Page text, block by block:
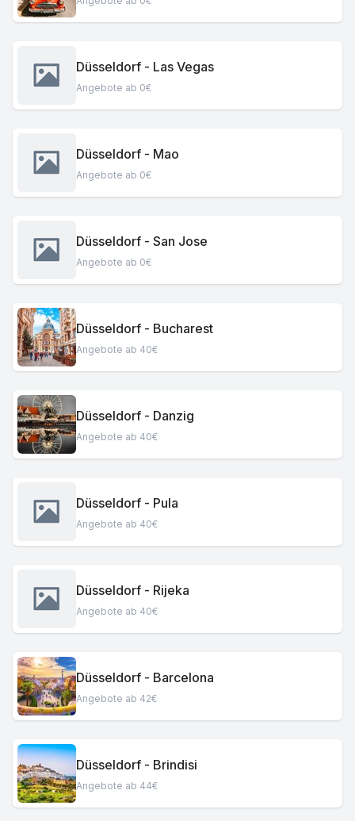
Düsseldorf - Las Vegas
Angebote ab 0€
Düsseldorf - Mao
Angebote ab 0€
Düsseldorf - San Jose
Angebote ab 0€
Düsseldorf - Bucharest
Angebote ab 40€
Düsseldorf - Danzig
Angebote ab 40€
Düsseldorf - Pula
Angebote ab 40€
Düsseldorf - Rijeka
Angebote ab 40€
Düsseldorf - Barcelona
Angebote ab 42€
Düsseldorf - Brindisi
Angebote ab 44€